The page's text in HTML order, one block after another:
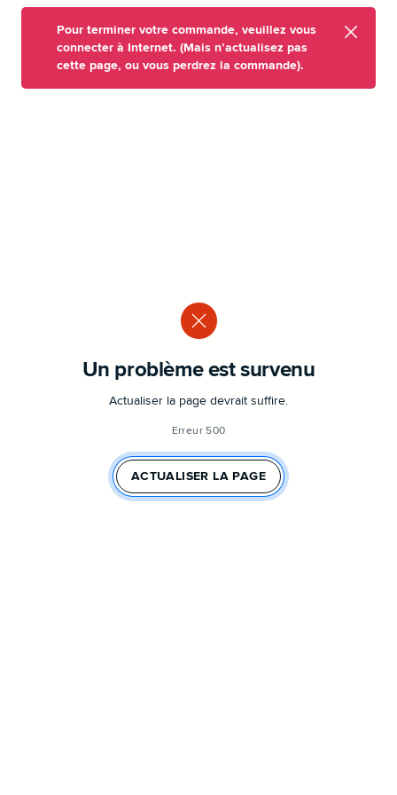
Pour terminer votre commande, veuillez vous
connecter à Internet. (Mais n’actualisez pas
cette page, ou vous perdrez la commande).
Un problème est survenu
Actualiser la page devrait suffire.
Erreur 500
ACTUALISER LA PAGE